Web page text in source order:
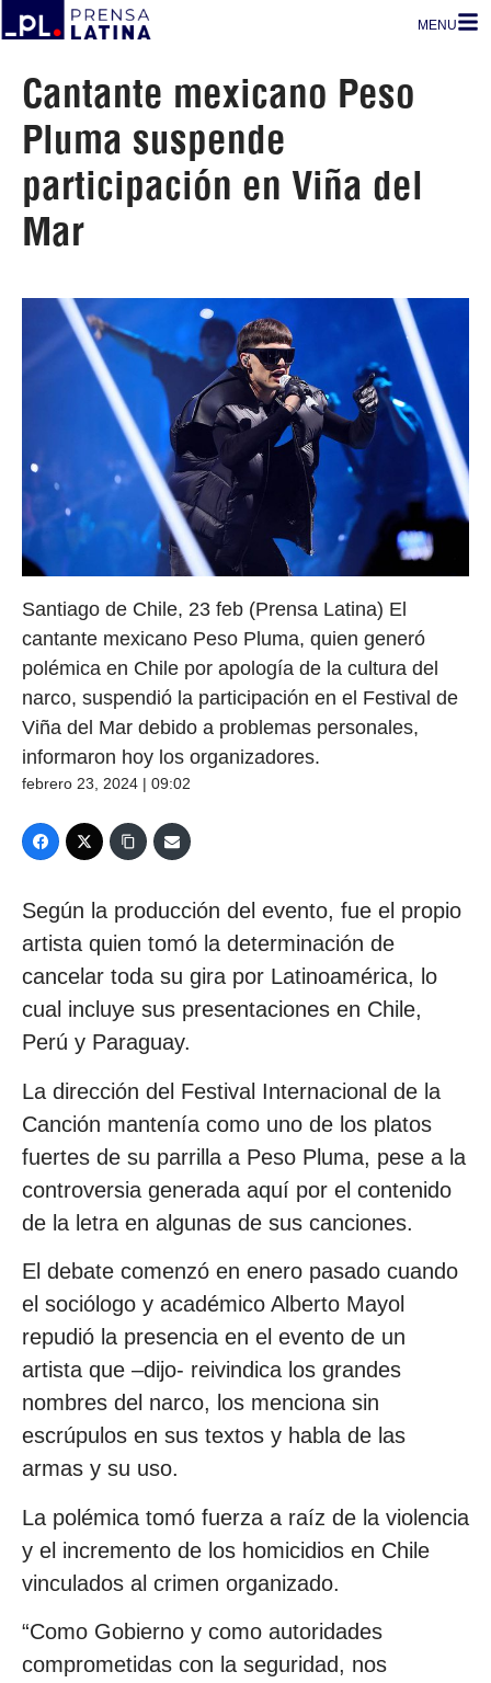
MENU
Cantante mexicano Peso
Pluma suspende
participación en Viña del
Mar
Santiago de Chile, 23 feb (Prensa Latina) El
cantante mexicano Peso Pluma, quien generó
polémica en Chile por apología de la cultura del
narco, suspendió la participación en el Festival de
Viña del Mar debido a problemas personales,
informaron hoy los organizadores.
febrero 23, 2024 | 09:02
Según la producción del evento, fue el propio
artista quien tomó la determinación de
cancelar toda su gira por Latinoamérica, lo
cual incluye sus presentaciones en Chile,
Perú y Paraguay.
La dirección del Festival Internacional de la
Canción mantenía como uno de los platos
fuertes de su parrilla a Peso Pluma, pese a la
controversia generada aquí por el contenido
de la letra en algunas de sus canciones.
El debate comenzó en enero pasado cuando
el sociólogo y académico Alberto Mayol
repudió la presencia en el evento de un
artista que –dijo- reivindica los grandes
nombres del narco, los menciona sin
escrúpulos en sus textos y habla de las
armas y su uso.
La polémica tomó fuerza a raíz de la violencia
y el incremento de los homicidios en Chile
vinculados al crimen organizado.
“Como Gobierno y como autoridades
comprometidas con la seguridad, nos